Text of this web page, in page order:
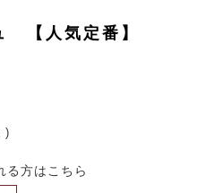
【人気定番】
る方はこちら